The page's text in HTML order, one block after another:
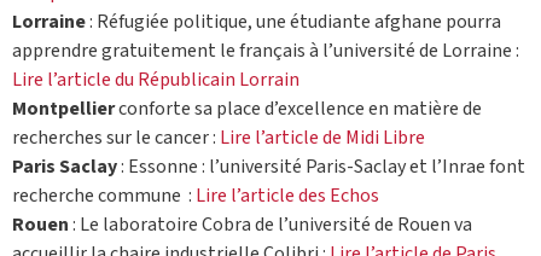
Lorraine: Réfugiée politique, une étudiante afghane pourra
apprendre gratuitement le français à l’université de Lorraine :
Lire l’article du Républicain Lorrain
Montpellierconforte sa place d’excellence en matière de
recherches sur le cancer : Lire l’article de Midi Libre
Paris Saclay: Essonne : l’université Paris-Saclay et l’Inrae font
recherche commune : Lire l’article des Echos
Rouen: Le laboratoire Cobra de l’université de Rouen va